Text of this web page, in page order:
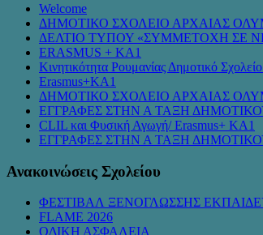
Welcome
ΔΗΜΟΤΙΚΟ ΣΧΟΛΕΙΟ ΑΡΧΑΙΑΣ
ΔΕΛΤΙΟ ΤΥΠΟΥ «ΣΥΜMΕΤΟΧΗ ΣΕ
ERASMUS + KA1
Κινητικότητα Ρουμανίας Δημοτικό
Erasmus+KA1
ΔΗΜΟΤΙΚΟ ΣΧΟΛΕΙΟ ΑΡΧΑΙΑΣ
ΕΓΓΡΑΦΕΣ ΣΤΗΝ Α ΤΑΞΗ
CLIL και Φυσική Αγωγή/ Erasmus+ KA1
ΕΓΓΡΑΦΕΣ ΣΤΗΝ Α ΤΑΞΗ
Ανακοινώσεις Σχολείου
ΦΕΣΤΙΒΑΛ ΞΕΝΟΓΛΩΣΣΗΣ
FLAME 2026
ΟΔΙΚΗ ΑΣΦΑΛΕΙΑ